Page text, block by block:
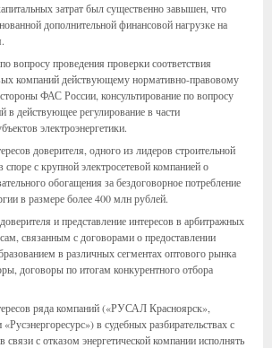
затрат был существенно завышен, что
дополнительной финансовой нагрузке на
вопросу проведения проверки соответствия
компаний действующему нормативно-правовому
ФАС России, консультирование по вопросу
в действующее регулирование в части
электроэнергетики.
доверителя, одного из лидеров строительной
споре с крупной электросетевой компанией о
обогащения за бездоговорное потребление
в размере более 400 млн рублей.
и представление интересов в арбитражных
связанным с договорами о предоставлении
в различных сегментах оптового рынка
договоры по итогам конкурентного отбора
ряда компаний («РУСАЛ Красноярск»,
в судебных разбирательствах с
с отказом энергетической компании исполнять